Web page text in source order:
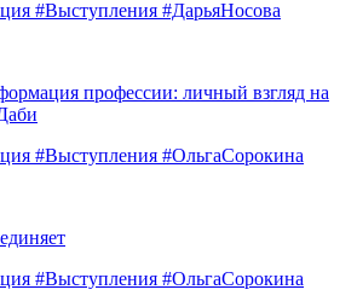
#Выступления #ДарьяНосова
профессии: личный взгляд на
#Выступления #ОльгаСорокина
#Выступления #ОльгаСорокина